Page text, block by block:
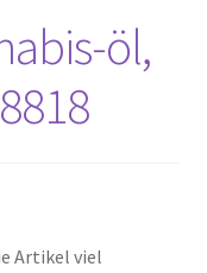
öl,
Artikel viel